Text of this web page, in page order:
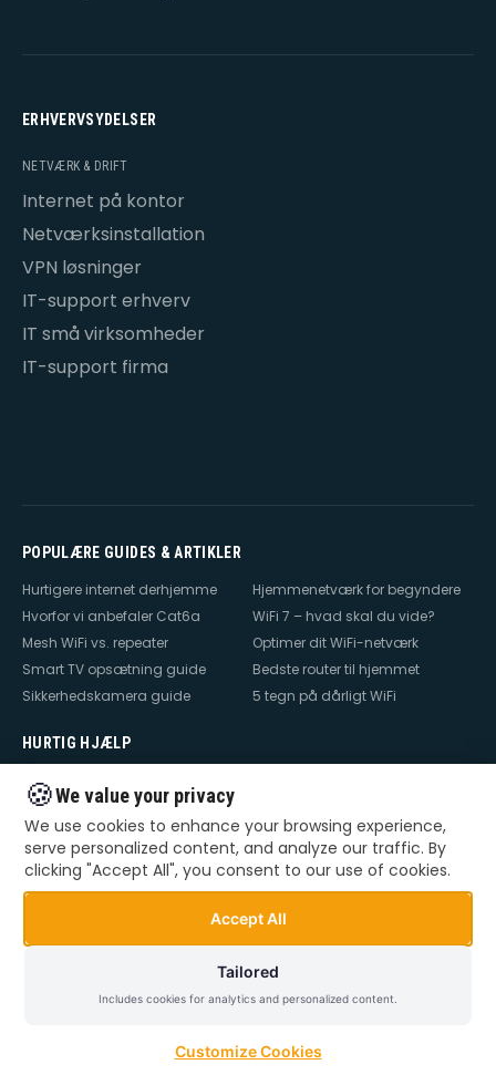
ERHVERVSYDELSER
NETVÆRK & DRIFT
Internet på kontor
Netværksinstallation
VPN løsninger
IT-support erhverv
IT små virksomheder
IT-support firma
POPULÆRE GUIDES & ARTIKLER
Hurtigere internet derhjemme
Hjemmenetværk for begyndere
Hvorfor vi anbefaler Cat6a
WiFi 7 – hvad skal du vide?
Mesh WiFi vs. repeater
Optimer dit WiFi-netværk
Smart TV opsætning guide
Bedste router til hjemmet
Sikkerhedskamera guide
5 tegn på dårligt WiFi
HURTIG HJÆLP
Hjælp til internet
Hjælp til TV
Hjælp til router
WiFi falder ud
TV der ikke virker
Dårlig WiFi
Mesh WiFi opsætning
Videoovervågning – privat &
Privatlivspolitik Handelsbetingelser
🍪We value your privacy
We use cookies to enhance your browsing experience,
serve personalized content, and analyze our traffic. By
clicking "Accept All", you consent to our use of cookies.
Accept All
Tailored
Includes cookies for analytics and personalized content.
Customize Cookies